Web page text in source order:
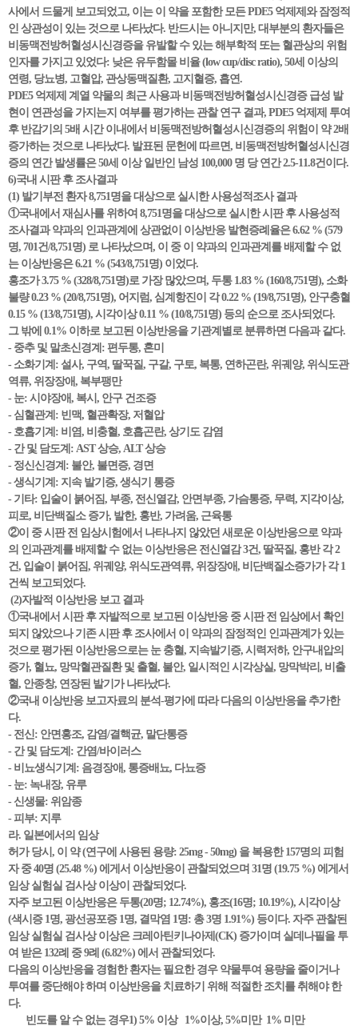
사에서 드물게 보고되었고, 이는 이 약을 포함한 모든 PDE5 억제제와 잠정적
인 상관성이 있는 것으로 나타났다. 반드시는 아니지만, 대부분의 환자들은
비동맥전방허혈성시신경증을 유발할 수 있는 해부학적 또는 혈관상의 위험
인자를 가지고 있었다: 낮은 유두함몰 비율 (low cup/disc ratio), 50세 이상의
연령, 당뇨병, 고혈압, 관상동맥질환, 고지혈증, 흡연.
PDE5 억제제 계열 약물의 최근 사용과 비동맥전방허혈성시신경증 급성 발
현이 연관성을 가지는지 여부를 평가하는 관찰 연구 결과, PDE5 억제제 투여
후 반감기의 5배 시간 이내에서 비동맥전방허혈성시신경증의 위험이 약 2배
증가하는 것으로 나타났다. 발표된 문헌에 따르면, 비동맥전방허혈성시신경
증의 연간 발생률은 50세 이상 일반인 남성 100,000 명 당 연간 2.5-11.8건이다.
6)국내 시판 후 조사결과
(1) 발기부전 환자 8,751명을 대상으로 실시한 사용성적조사 결과
①국내에서 재심사를 위하여 8,751명을 대상으로 실시한 시판 후 사용성적
조사결과 약과의 인과관계에 상관없이 이상반응 발현증례율은 6.62 % (579
명, 701건/8,751명) 로 나타났으며, 이 중 이 약과의 인과관계를 배제할 수 없
는 이상반응은 6.21 % (543/8,751명) 이었다.
홍조가 3.75 % (328/8,751명)로 가장 많았으며, 두통 1.83 % (160/8,751명), 소화
불량 0.23 % (20/8,751명), 어지럼, 심계항진이 각 0.22 % (19/8,751명), 안구충혈
0.15 % (13/8,751명), 시각이상 0.11 % (10/8,751명) 등의 순으로 조사되었다.
그 밖에 0.1% 이하로 보고된 이상반응을 기관계별로 분류하면 다음과 같다.
- 중추 및 말초신경계: 편두통, 혼미
- 소화기계: 설사, 구역, 딸꾹질, 구갈, 구토, 복통, 연하곤란, 위궤양, 위식도관
역류, 위장장애, 복부팽만
- 눈: 시야장애, 복시, 안구 건조증
- 심혈관계: 빈맥, 혈관확장, 저혈압
- 호흡기계: 비염, 비충혈, 호흡곤란, 상기도 감염
- 간 및 담도계: AST 상승, ALT 상승
- 정신신경계: 불안, 불면증, 경면
- 생식기계: 지속 발기증, 생식기 통증
- 기타: 입술이 붉어짐, 부종, 전신열감, 안면부종, 가슴통증, 무력, 지각이상,
피로, 비단백질소 증가, 발한, 홍반, 가려움, 근육통
②이 중 시판 전 임상시험에서 나타나지 않았던 새로운 이상반응으로 약과
의 인과관계를 배제할 수 없는 이상반응은 전신열감 3건, 딸꾹질, 홍반 각 2
건, 입술이 붉어짐, 위궤양, 위식도관역류, 위장장애, 비단백질소증가가 각 1
건씩 보고되었다.
(2)자발적 이상반응 보고 결과
①국내에서 시판 후 자발적으로 보고된 이상반응 중 시판 전 임상에서 확인
되지 않았으나 기존 시판 후 조사에서 이 약과의 잠정적인 인과관계가 있는
것으로 평가된 이상반응으로는 눈 충혈, 지속발기증, 시력저하, 안구내압의
증가, 혈뇨, 망막혈관질환 및 출혈, 불안, 일시적인 시각상실, 망막박리, 비출
혈, 안종창, 연장된 발기가 나타났다.
②국내 이상반응 보고자료의 분석-평가에 따라 다음의 이상반응을 추가한
다.
- 전신: 안면홍조, 감염/결핵균, 말단통증
- 간 및 담도계: 간염/바이러스
- 비뇨생식기계: 음경장애, 통증배뇨, 다뇨증
- 눈: 녹내장, 유루
- 신생물: 위암종
- 피부: 지루
라. 일본에서의 임상
허가 당시, 이 약 (연구에 사용된 용량: 25mg - 50mg) 을 복용한 157명의 피험
자 중 40명 (25.48 %) 에게서 이상반응이 관찰되었으며 31명 (19.75 %) 에게서
임상 실험실 검사상 이상이 관찰되었다.
자주 보고된 이상반응은 두통(20명; 12.74%), 홍조(16명; 10.19%), 시각이상
(색시증 1명, 광선공포증 1명, 결막염 1명: 총 3명 1.91%) 등이다. 자주 관찰된
임상 실험실 검사상 이상은 크레아틴키나아제(CK) 증가이며 실데나필을 투
여 받은 132례 중 9례 (6.82%) 에서 관찰되었다.
다음의 이상반응을 경험한 환자는 필요한 경우 약물투여 용량을 줄이거나
투여를 중단해야 하며 이상반응을 치료하기 위해 적절한 조치를 취해야 한
다.
빈도를 알 수 없는 경우1) 5% 이상 1%이상, 5%미만 1% 미만